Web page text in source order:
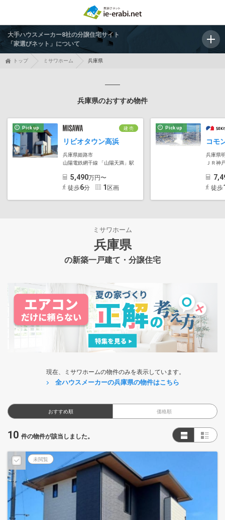
大手ハウスメーカー8社の分譲住宅サイト
「家選びネット」について
トップ ミサワホーム 兵庫県
兵庫県のおすすめ物件
Pick up 建 売
リビオタウン高浜
兵庫県姫路市
山陽電鉄網干線 「山陽天満」駅
5,490万円〜
徒歩6分 1 区画
Pick up
兵庫県
ＪＲ神
徒歩
ミサワホーム
兵庫県
の新築一戸建て・分譲住宅
現在、ミサワホームの物件のみを表示しています。
全ハウスメーカーの兵庫県の物件はこちら
おすすめ順 価格順
10 件の物件が該当しました。
未閲覧